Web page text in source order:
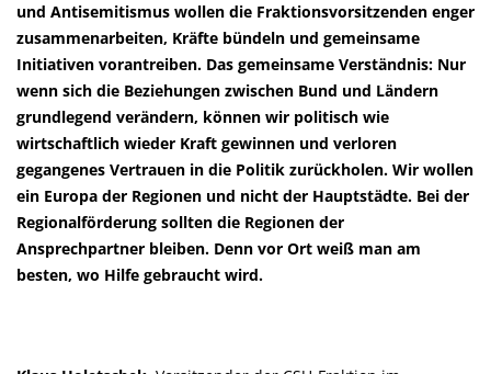
und Antisemitismus wollen die Fraktionsvorsitzenden enger
zusammenarbeiten, Kräfte bündeln und gemeinsame
Initiativen vorantreiben. Das gemeinsame Verständnis: Nur
wenn sich die Beziehungen zwischen Bund und Ländern
grundlegend verändern, können wir politisch wie
wirtschaftlich wieder Kraft gewinnen und verloren
gegangenes Vertrauen in die Politik zurückholen. Wir wollen
ein Europa der Regionen und nicht der Hauptstädte. Bei der
Regionalförderung sollten die Regionen der
Ansprechpartner bleiben. Denn vor Ort weiß man am
besten, wo Hilfe gebraucht wird.